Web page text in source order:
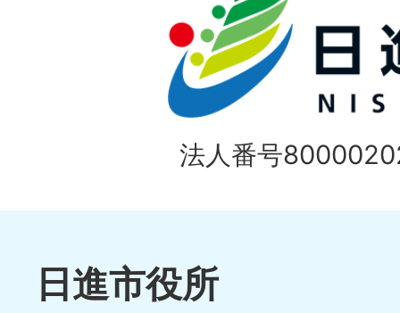
法人番号
日進市役所